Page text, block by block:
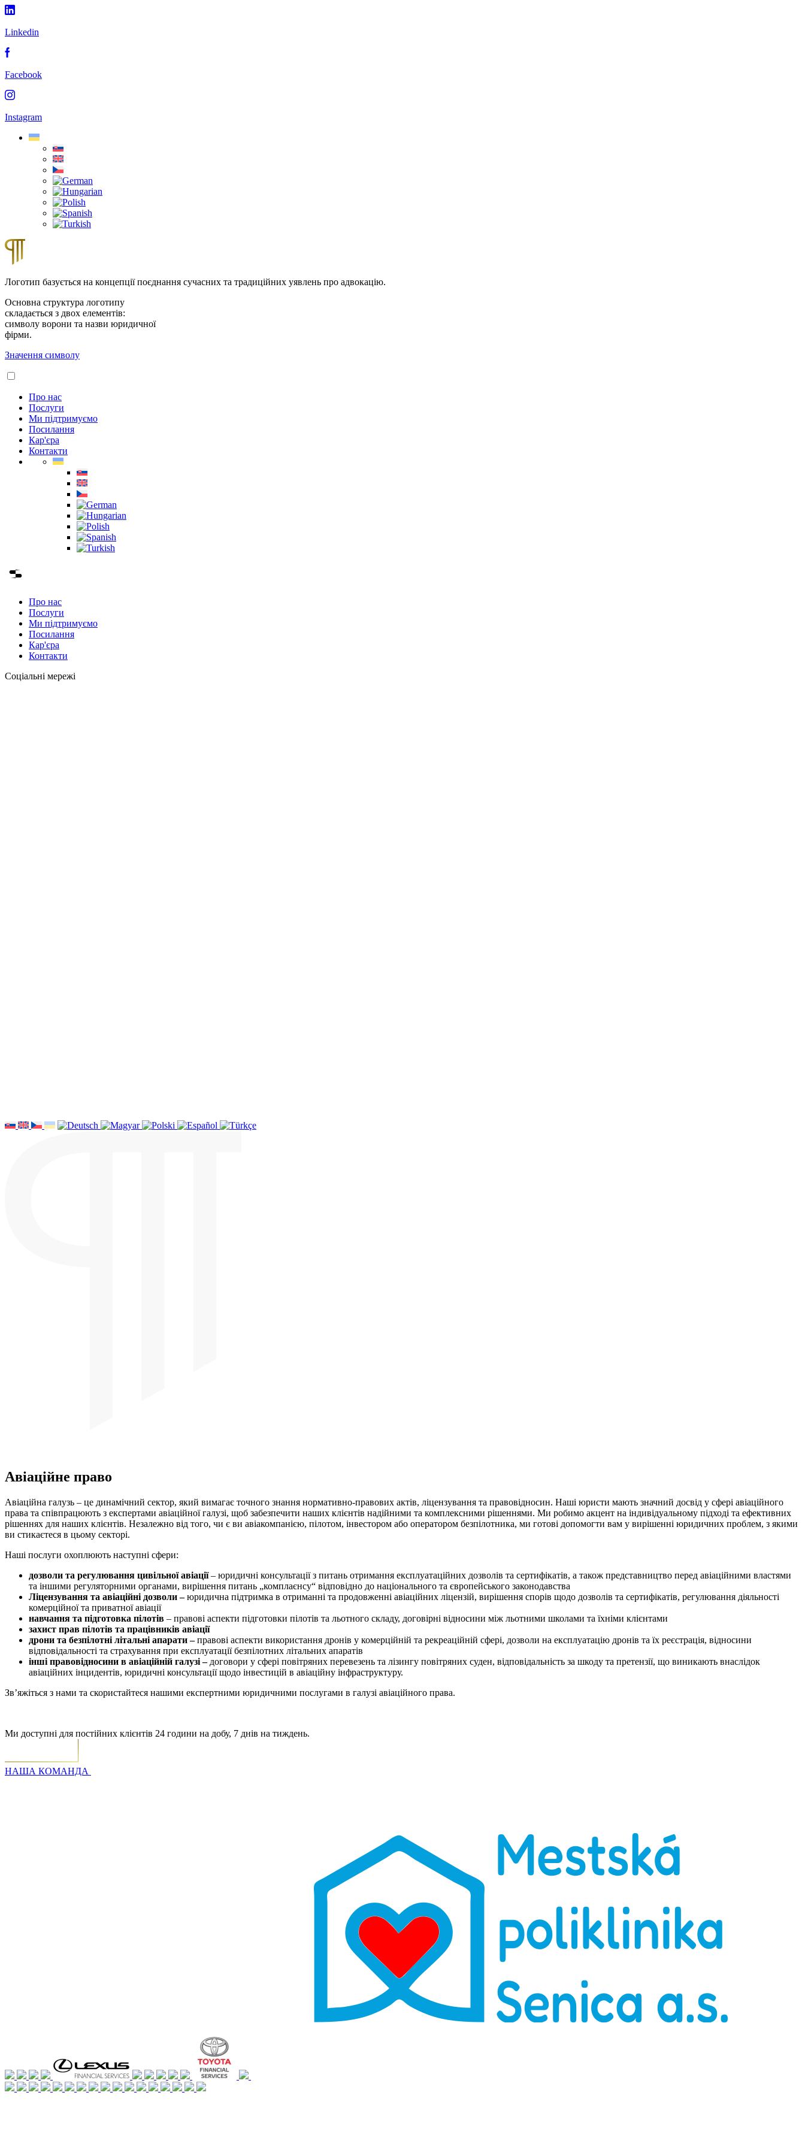
Linkedin
Facebook
Instagram
Логотип базується на концепції поєднання сучасних та традиційних уявлень про адвокацію.
Основна структура логотипу
складається з двох елементів:
символу ворони та назви юридичної
фірми.
Значення символу
Про нас
Послуги
Ми підтримуємо
Посилання
Кар'єра
Контакти
Про нас
Послуги
Ми підтримуємо
Посилання
Кар'єра
Контакти
Соціальні мережі
Авіаційне право
Авіаційна галузь – це динамічний сектор, який вимагає точного знання нормативно-правових актів, ліцензування та правовідносин. Наші юристи мають значний досвід у сфері авіаційного
права та співпрацюють з експертами авіаційної галузі, щоб забезпечити наших клієнтів надійними та комплексними рішеннями. Ми робимо акцент на індивідуальному підході та ефективних
рішеннях для наших клієнтів. Незалежно від того, чи є ви авіакомпанією, пілотом, інвестором або оператором безпілотника, ми готові допомогти вам у вирішенні юридичних проблем, з якими
ви стикаєтеся в цьому секторі.
Наші послуги охоплюють наступні сфери:
дозволи та регулювання цивільної авіації– юридичні консультації з питань отримання експлуатаційних дозволів та сертифікатів, а також представництво перед авіаційними властями
та іншими регуляторними органами, вирішення питань „комплаєнсу“ відповідно до національного та європейського законодавства
Ліцензування та авіаційні дозволи –юридична підтримка в отриманні та продовженні авіаційних ліцензій, вирішення спорів щодо дозволів та сертифікатів, регулювання діяльності
комерційної та приватної авіації
навчання та підготовка пілотів – правові аспекти підготовки пілотів та льотного складу, договірні відносини між льотними школами та їхніми клієнтами
захист прав пілотів та працівників авіації
дрони та безпілотні літальні апарати –правові аспекти використання дронів у комерційній та рекреаційній сфері, дозволи на експлуатацію дронів та їх реєстрація, відносини
відповідальності та страхування при експлуатації безпілотних літальних апаратів
інші правовідносини в авіаційній галузі – договори у сфері повітряних перевезень та лізингу повітряних суден, відповідальність за шкоду та претензії, що виникають внаслідок
авіаційних інцидентів, юридичні консультації щодо інвестицій в авіаційну інфраструктуру.
Зв’яжіться з нами та скористайтеся нашими експертними юридичними послугами в галузі авіаційного права.
Ми доступні для постійних клієнтів 24 години на добу, 7 днів на тиждень.
НАША КОМАНДА